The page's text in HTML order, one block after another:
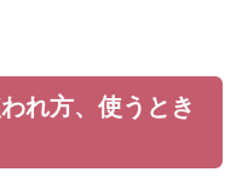
れ方、使うとき